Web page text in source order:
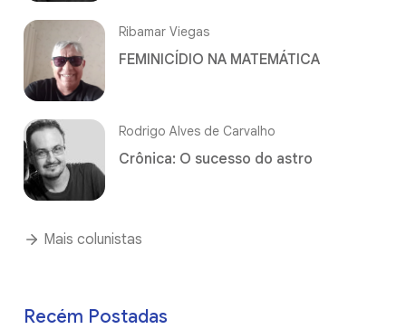
Ribamar Viegas
FEMINICÍDIO NA MATEMÁTICA
Rodrigo Alves de Carvalho
Crônica: O sucesso do astro
Mais colunistas
Recém Postadas